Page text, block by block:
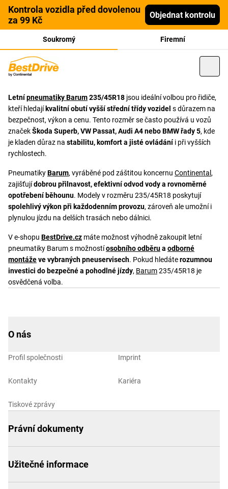
Kontrola vozidla před dovolenou
za 99 Kč
Objednat kontrolu
Soukromý Firemní
Letnípneumatiky Barum235/45R18 jsou ideální volbou pro řidiče,
kteří hledají kvalitní obutí vyšší střední třídy vozidel s důrazem na
bezpečnost, výkon a cenu. Tento rozměr se často používá u vozů
značekŠkoda Superb, VW Passat, Audi A4 nebo BMW řady 5, kde
je kladen důraz na stabilitu, komfort a jisté ovládáníi při vyšších
rychlostech.
PneumatikyBarum, vyráběné pod záštitou koncernu Continental ,
zajišťujídobrou přilnavost, efektivní odvod vody a rovnoměrné
opotřebení běhounu. Modely v rozměru 235/45R18 poskytují
spolehlivý výkon při každodenním provozu, zároveň ale umožní i
plynulou jízdu na delších trasách nebo dálnici.
V e-shopu BestDrive.cz máte možnost výhodně zakoupit letní
pneumatiky Barum s možnostíosobního odběrua odborné
montáževe vybraných pneuservisech. Pokud hledáterozumnou
investici do bezpečné a pohodlné jízdy, Barum235/45R18 je
osvědčená volba.
O nás
Profil společnosti
Kontakty
Tiskové zprávy
Imprint
Kariéra
Právní dokumenty
Užitečné informace